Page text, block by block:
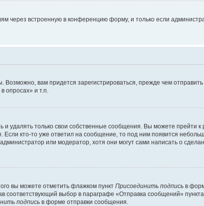
через встроенную в конференцию форму, и только если
вам придется зарегистрироваться, прежде чем
опросах» и т.п.
только свои собственные сообщения. Вы можете прейти к
кто-то уже ответил на сообщение, то под ним появится
или модератор, хотя они могут сами написать о
вы можете отметить флажком пункт Присоединить подпись в
выбор в параграфе «Отправка сообщений»
подпись в форме отправки сообщения.